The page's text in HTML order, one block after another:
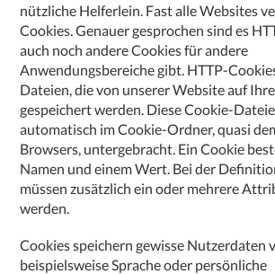
nützliche Helferlein. Fast alle Websites
Cookies. Genauer gesprochen sind es
auch noch andere Cookies für andere
Anwendungsbereiche gibt. HTTP-
Dateien, die von unserer Website auf
gespeichert werden. Diese Cookie-
automatisch im Cookie-Ordner, quasi
Browsers, untergebracht. Ein Cookie
Namen und einem Wert. Bei der
müssen zusätzlich ein oder mehrere
werden.
Cookies speichern gewisse Nutzerdaten
beispielsweise Sprache oder persönliche